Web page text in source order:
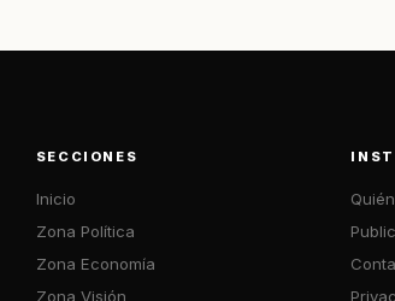
SECCIONES
Inicio
Zona Política
Zona Economía
Zona Visión